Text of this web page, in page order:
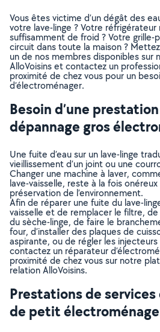
Vous êtes victime d’un dégât des
votre lave-linge ? Votre réfrigérateur
suffisamment de froid ? Votre grille-
circuit dans toute la maison ?
un de nos membres disponibles sur
AlloVoisins et contactez un
proximité de chez vous pour un
d’électroménager.
Besoin d’une
dépannage gros
Une fuite d’eau sur un lave-linge
vieillissement d’un joint ou une
Changer une machine à laver,
lave-vaisselle, reste à la fois
préservation de l’environnement.
Afin de réparer une fuite du lave-
vaisselle et de remplacer le filtre,
du sèche-linge, de faire le
four, d’installer des plaques de
aspirante, ou de régler les
contactez un réparateur
proximité de chez vous sur notre
relation AlloVoisins.
Prestations de services
de petit